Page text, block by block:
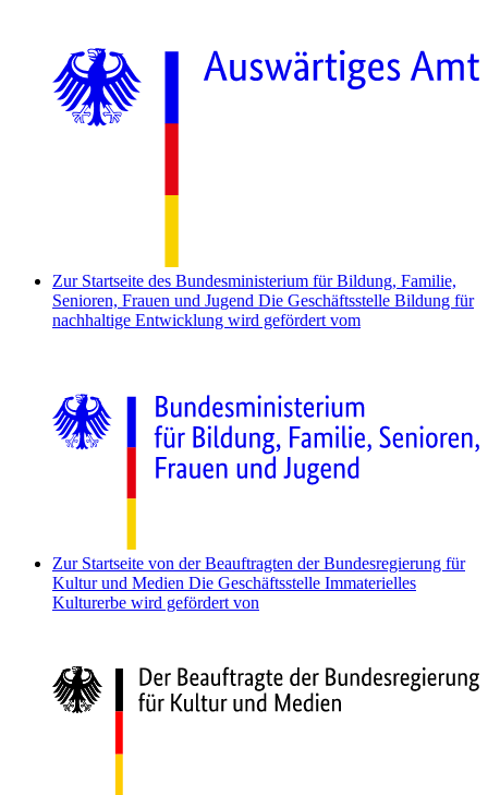
Zur Startseite des Bundesministerium für Bildung, Familie,
Senioren, Frauen und Jugend Die Geschäftsstelle Bildung für
nachhaltige Entwicklung wird gefördert vom
Zur Startseite von der Beauftragten der Bundesregierung für
Kultur und Medien Die Geschäftsstelle Immaterielles
Kulturerbe wird gefördert von